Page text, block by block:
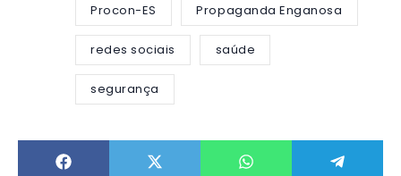
Procon-ES Propaganda Enganosa
redes sociais saúde
segurança